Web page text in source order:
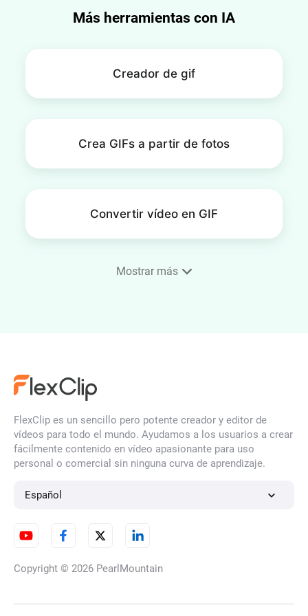
Más herramientas con IA
Creador de gif
Crea GIFs a partir de fotos
Convertir vídeo en GIF
Unir GIF
Agregar imagen a GIF
Mostrar más
FlexClip es un sencillo pero potente creador y editor de
vídeos para todo el mundo. Ayudamos a los usuarios a crear
fácilmente contenido en vídeo apasionante para uso
personal o comercial sin ninguna curva de aprendizaje.
Español
Copyright © 2026 PearlMountain